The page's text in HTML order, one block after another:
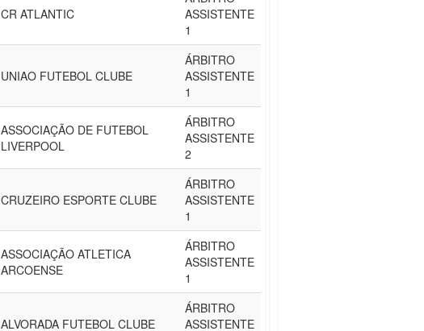
CR ATLANTIC
ASSISTENTE
1
UNIAO FUTEBOL CLUBE
ÁRBITRO
ASSISTENTE
1
ASSOCIAÇÃO DE FUTEBOL
LIVERPOOL
ÁRBITRO
ASSISTENTE
2
CRUZEIRO ESPORTE CLUBE
ÁRBITRO
ASSISTENTE
1
ASSOCIAÇÃO ATLETICA
ARCOENSE
ÁRBITRO
ASSISTENTE
1
ALVORADA FUTEBOL CLUBE
ÁRBITRO
ASSISTENTE